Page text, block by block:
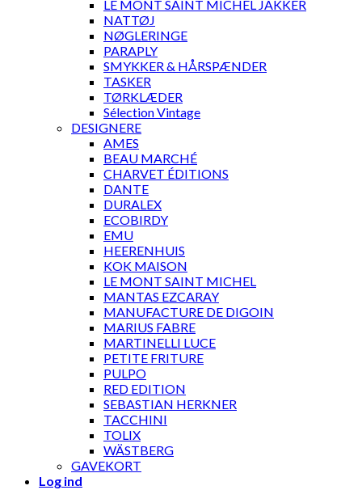
LE MONT SAINT MICHEL JAKKER
NATTØJ
NØGLERINGE
PARAPLY
SMYKKER & HÅRSPÆNDER
TASKER
TØRKLÆDER
Sélection Vintage
DESIGNERE
AMES
BEAU MARCHÉ
CHARVET ÉDITIONS
DANTE
DURALEX
ECOBIRDY
EMU
HEERENHUIS
KOK MAISON
LE MONT SAINT MICHEL
MANTAS EZCARAY
MANUFACTURE DE DIGOIN
MARIUS FABRE
MARTINELLI LUCE
PETITE FRITURE
PULPO
RED EDITION
SEBASTIAN HERKNER
TACCHINI
TOLIX
WÄSTBERG
GAVEKORT
Log ind